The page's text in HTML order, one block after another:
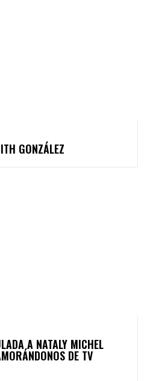
GONZÁLEZ
A NATALY MICHEL
DE TV